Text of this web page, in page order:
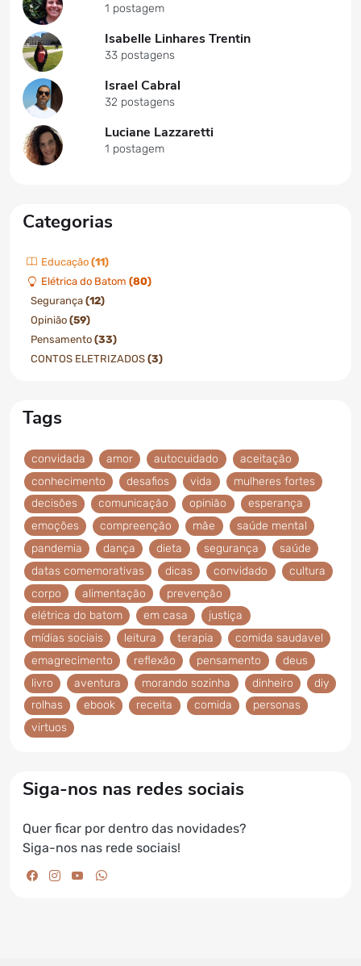
1 postagem
Isabelle Linhares Trentin
33 postagens
Israel Cabral
32 postagens
Luciane Lazzaretti
1 postagem
Categorias
Educação (11)
Elétrica do Batom (80)
Segurança (12)
Opinião (59)
Pensamento (33)
CONTOS ELETRIZADOS (3)
Tags
convidada amor autocuidado
aceitação
conhecimento
desafios vida
mulheres fortes
decisões
comunicação opinião
esperança
emoções
compreenção mãe
saúde mental
pandemia
dança dieta segurança
saúde
datas comemorativas
dicas convidado
cultura
corpo
alimentação
prevenção
elétrica do batom
em casa
justiça
mídias sociais
leitura terapia
comida saudavel
emagrecimento
reflexão pensamento
deus
livro
aventura morando sozinha dinheiro
diy
rolhas
ebook receita comida
personas
virtuos
Siga-nos nas redes sociais
Quer ficar por dentro das novidades?
Siga-nos nas rede sociais!
facebook da Elétrica do Batom
instagram da Elétrica do Batom
youtube da Elétrica do Batom